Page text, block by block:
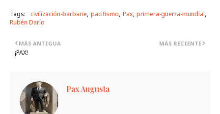
Tags: civilización-barbarie pacifismo Pax primera-guerra-mundial
Rubén Darío
MÁS RECIENTE
MÁS ANTIGUA
¡PAX!
Pax Augusta